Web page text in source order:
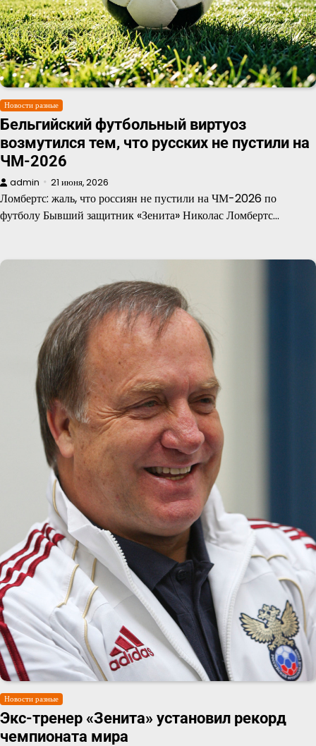
Новости разные
Бельгийский футбольный виртуоз
возмутился тем, что русских не пустили на
ЧМ-2026
admin 21 июня, 2026
Ломбертс: жаль, что россиян не пустили на ЧМ-2026 по
футболу Бывший защитник «Зенита» Николас Ломбертс…
Новости разные
Экс-тренер «Зенита» установил рекорд
чемпионата мира